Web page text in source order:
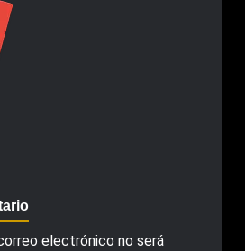
electrónico no será